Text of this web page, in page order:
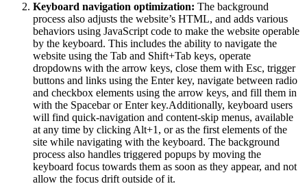
Keyboard navigation optimization: The background
process also adjusts the website’s HTML, and adds various
behaviors using JavaScript code to make the website operable
by the keyboard. This includes the ability to navigate the
website using the Tab and Shift+Tab keys, operate
dropdowns with the arrow keys, close them with Esc, trigger
buttons and links using the Enter key, navigate between radio
and checkbox elements using the arrow keys, and fill them in
with the Spacebar or Enter key.Additionally, keyboard users
will find quick-navigation and content-skip menus, available
at any time by clicking Alt+1, or as the first elements of the
site while navigating with the keyboard. The background
process also handles triggered popups by moving the
keyboard focus towards them as soon as they appear, and not
allow the focus drift outside of it.